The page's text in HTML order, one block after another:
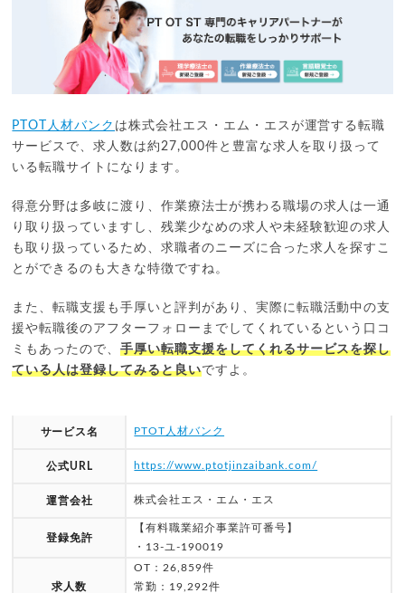
PTOT人材バンク は株式会社エス・エム・エスが運営する転職
サービスで、求人数は約27,000件と豊富な求人を取り扱って
いる転職サイトになります。
得意分野は多岐に渡り、作業療法士が携わる職場の求人は一通
り取り扱っていますし、残業少なめの求人や未経験歓迎の求人
も取り扱っているため、求職者のニーズに合った求人を探すこ
とができるのも大きな特徴ですね。
また、転職支援も手厚いと評判があり、実際に転職活動中の支
援や転職後のアフターフォローまでしてくれているという口コ
ミもあったので、手厚い転職支援をしてくれるサービスを探し
ている人は登録してみると良いですよ。
サービス名 PTOT人材バンク
公式URL https://www.ptotjinzaibank.com/
運営会社 株式会社エス・エム・エス
登録免許
【有料職業紹介事業許可番号】
・13-ユ-190019
求人数
OT：26,859件
常勤：19,292件